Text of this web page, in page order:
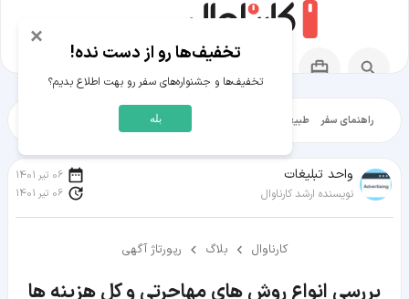
راهنمای سفر طبیعت‌گردی شهرگردی
واحد تبلیغات
نویسنده ارشد کارناوال
06 تیر 1401
06 تیر 1401
کارناوال بلاگ رپورتاژ آگهی
بررسی انواع روش های مهاجرتی و کل هزینه ها
×
تخفیف‌ها رو از دست نده!
تخفیف‌ها و جشنواره‌های سفر رو بهت اطلاع بدیم؟
بله